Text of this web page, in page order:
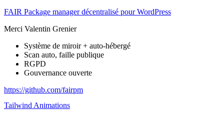
FAIR Package manager décentralisé pour WordPress
Merci Valentin Grenier
Système de miroir + auto-hébergé
Scan auto, faille publique
RGPD
Gouvernance ouverte
https://github.com/fairpm
Tailwind Animations